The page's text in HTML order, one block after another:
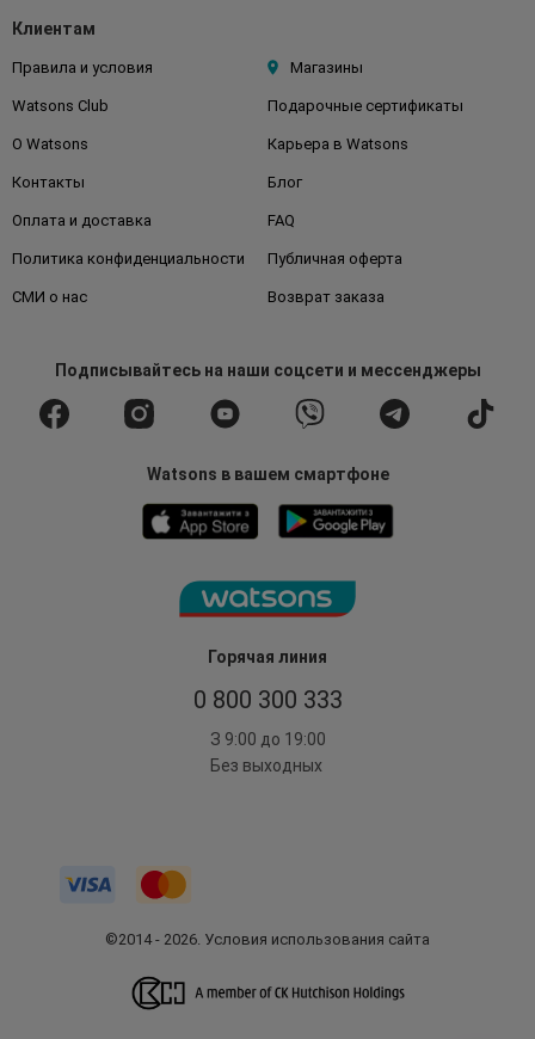
Горячая линия
0 800 300 333
З 9:00 до 19:00
Без выходных
Клиентам
Правила и условия Магазины
Watsons Club Подарочные сертификаты
О Watsons Карьера в Watsons
Контакты Блог
Оплата и доставка FAQ
Политика конфиденциальности Публичная оферта
СМИ о нас Возврат заказа
Подписывайтесьна наши соцсети и мессенджеры
Watsons в вашем смартфоне
©2014 - 2026. Условия использования сайта